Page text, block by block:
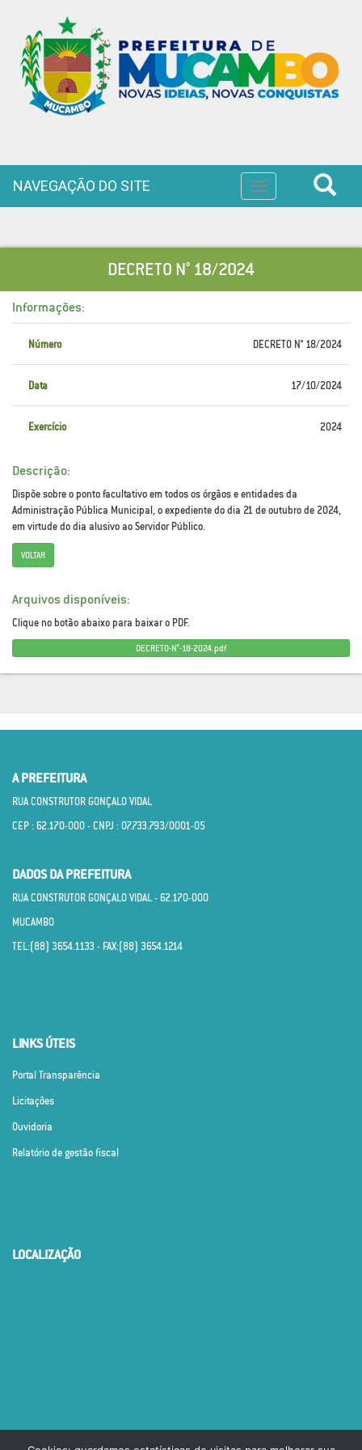
Toggle
navigation
NAVEGAÇÃO DO SITE
DECRETO N° 18/2024
Informações:
Número DECRETO N° 18/2024
Data 17/10/2024
Exercício 2024
Descrição:
Dispõe sobre o ponto facultativo em todos os órgãos e entidades da
Administração Pública Municipal, o expediente do dia 21 de outubro de 2024,
em virtude do dia alusivo ao Servidor Público.
VOLTAR
Arquivos disponíveis:
Clique no botão abaixo para baixar o PDF.
DECRETO-N°-18-2024.pdf
A PREFEITURA
RUA CONSTRUTOR GONÇALO VIDAL
CEP : 62.170­-000 - CNPJ : 07.733.793/0001­-05
DADOS DA PREFEITURA
RUA CONSTRUTOR GONÇALO VIDAL - 62.170­-000
MUCAMBO
TEL:(88) 3654.1133 - FAX:(88) 3654.1214
LINKS ÚTEIS
Portal Transparência
Licitações
Ouvidoria
Relatório de gestão fiscal
LOCALIZAÇÃO